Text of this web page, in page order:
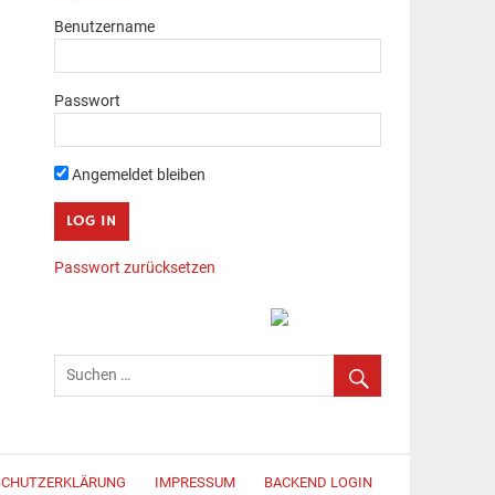
Benutzername
Passwort
Angemeldet bleiben
Passwort zurücksetzen
IMPRESSUM BACKEND LOGIN